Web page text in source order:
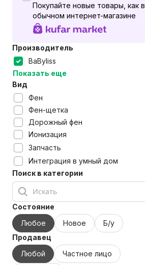
Покупайте новые товары, как в
обычном интернет-магазине
Производитель
BaByliss
Показать еще
Вид
Фен
Фен-щетка
Дорожный фен
Ионизация
Запчасть
Интеграция в умный дом
Поиск в категории
Состояние
Любое
Новое
Б/у
Продавец
Любой
Частное лицо